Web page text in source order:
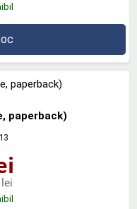
paperback)